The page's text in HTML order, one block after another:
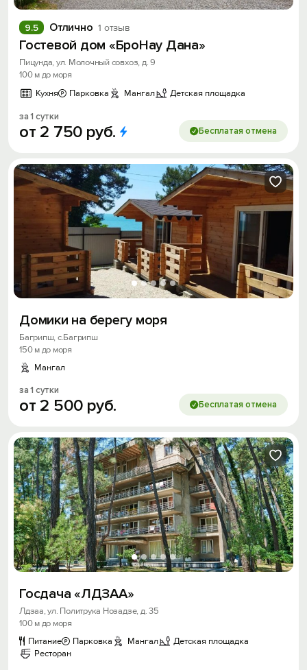
Отлично 1 отзыв
9.5
Гостевой дом «БроНау Дана»
Пицунда, ул. Молочный совхоз, д. 9
100 м до моря
Кухня
Парковка Мангал Детская площадка
за 1 сутки
от 2 750 руб. Бесплатая отмена
Домики на берегу моря
Багрипш, с.Багрипш
150 м до моря
Мангал
за 1 сутки
от 2 500 руб. Бесплатая отмена
Госдача «ЛДЗАА»
Лдзаа, ул. Политрука Нозадзе, д. 35
100 м до моря
Питание
Парковка Мангал
Детская площадка
Ресторан